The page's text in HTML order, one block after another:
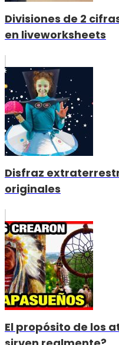
Divisiones de 2
en liveworksheets
Disfraz
originales
El propósito de los